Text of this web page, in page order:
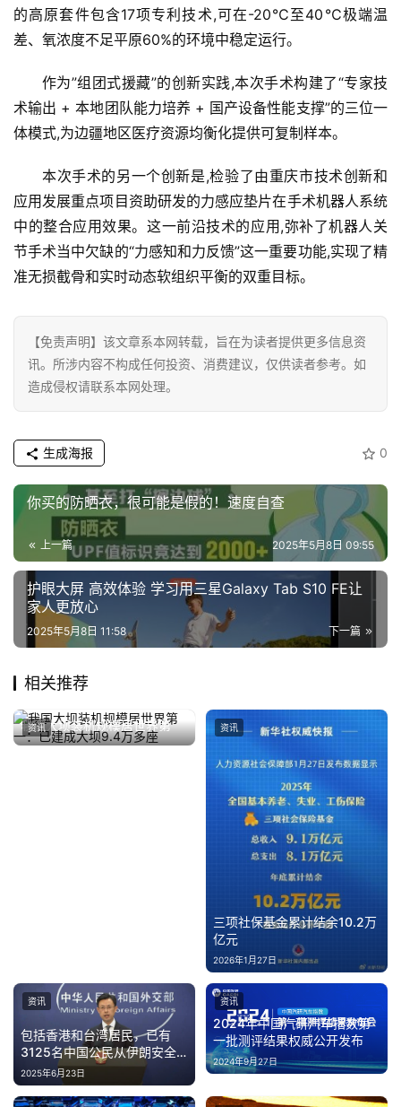
的高原套件包含17项专利技术,可在-20℃至40℃极端温
差、氧浓度不足平原60%的环境中稳定运行。
作为”组团式援藏”的创新实践,本次手术构建了“专家技
术输出 + 本地团队能力培养 + 国产设备性能支撑”的三位一
体模式,为边疆地区医疗资源均衡化提供可复制样本。
本次手术的另一个创新是,检验了由重庆市技术创新和
应用发展重点项目资助研发的力感应垫片在手术机器人系统
中的整合应用效果。这一前沿技术的应用,弥补了机器人关
节手术当中欠缺的“力感知和力反馈”这一重要功能,实现了精
准无损截骨和实时动态软组织平衡的双重目标。
【免责声明】该文章系本网转载，旨在为读者提供更多信息资
讯。所涉内容不构成任何投资、消费建议，仅供读者参考。如
造成侵权请联系本网处理。
0
生成海报
你买的防晒衣，很可能是假的！速度自查
上一篇 2025年5月8日 09:55
护眼大屏 高效体验 学习用三星Galaxy Tab S10 FE让
家人更放心
下一篇
2025年5月8日 11:58
相关推荐
我国大坝装机规模居世界第
一：已建成大坝9.4万多座
2025年5月23日
资讯
三项社保基金累计结余10.2万
亿元
2026年1月27日
资讯
包括香港和台湾居民，已有
3125名中国公民从伊朗安全
撤离
2025年6月23日
资讯
2024年中国汽研汽车指数第
一批测评结果权威公开发布
2024年9月27日
资讯